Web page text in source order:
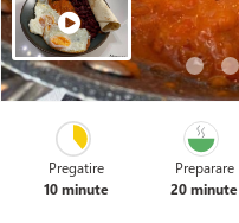
Pregatire
10 minute
Preparare
20 minute